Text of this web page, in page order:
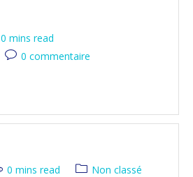
0 mins read
0 commentaire
0 mins read
Non classé